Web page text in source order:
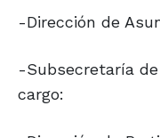
-Dirección de
-Subsecretaría
cargo: